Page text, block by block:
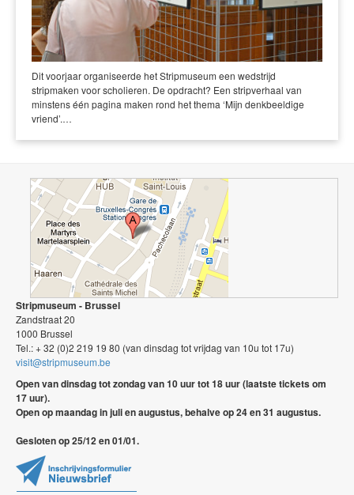
Dit voorjaar organiseerde het Stripmuseum een wedstrijd
stripmaken voor scholieren. De opdracht? Een stripverhaal van
minstens één pagina maken rond het thema ‘Mijn denkbeeldige
vriend’.…
Stripmuseum - Brussel
Zandstraat 20
1000 Brussel
Tel.: + 32 (0)2 219 19 80 (van dinsdag tot vrijdag van 10u tot 17u)
visit@stripmuseum.be
Open van dinsdag tot zondag van 10 uur tot 18 uur (laatste tickets om
17 uur).
Open op maandag in juli en augustus, behalve op 24 en 31 augustus.
Gesloten op 25/12 en 01/01.